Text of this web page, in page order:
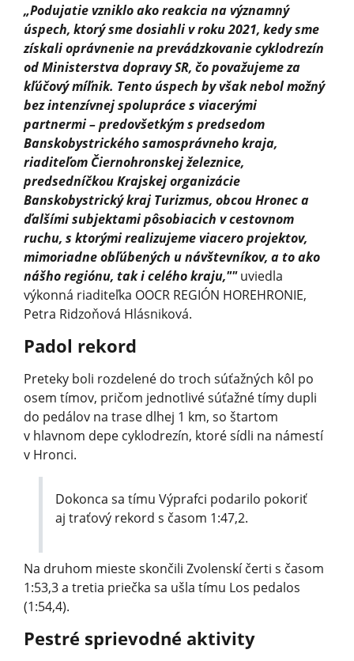
„Podujatie vzniklo ako reakcia na významný
úspech, ktorý sme dosiahli v roku 2021, kedy sme
získali oprávnenie na prevádzkovanie cyklodrezín
od Ministerstva dopravy SR, čo považujeme za
kľúčový míľnik. Tento úspech by však nebol možný
bez intenzívnej spolupráce s viacerými
partnermi – predovšetkým s predsedom
Banskobystrického samosprávneho kraja,
riaditeľom Čiernohronskej železnice,
predsedníčkou Krajskej organizácie
Banskobystrický kraj Turizmus, obcou Hronec a
ďalšími subjektami pôsobiacich v cestovnom
ruchu, s ktorými realizujeme viacero projektov,
mimoriadne obľúbených u návštevníkov, a to ako
nášho regiónu, tak i celého kraju,""uviedla
výkonná riaditeľka OOCR REGIÓN HOREHRONIE,
Petra Ridzoňová Hlásniková.
Padol rekord
Preteky boli rozdelené do troch súťažných kôl po
osem tímov, pričom jednotlivé súťažné tímy dupli
do pedálov na trase dlhej 1 km, so štartom
v hlavnom depe cyklodrezín, ktoré sídli na námestí
v Hronci.
Dokonca sa tímu Výprafci podarilo pokoriť
aj traťový rekord s časom 1:47,2.
Na druhom mieste skončili Zvolenskí čerti s časom
1:53,3 a tretia priečka sa ušla tímu Los pedalos
(1:54,4).
Pestré sprievodné aktivity